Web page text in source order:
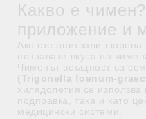
Какво е
приложение и
Ако сте опитвали шарена
познавате вкуса на
Чименът всъщност са
(Trigonella foenum-
хилядолетия се използва
подправка, така и като
медицински системи.